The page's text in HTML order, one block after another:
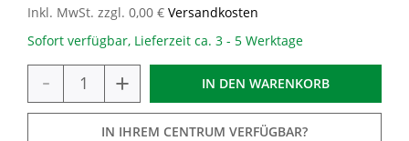
Inkl. MwSt. zzgl. 0,00 € Versandkosten
Sofort verfügbar, Lieferzeit ca. 3 - 5 Werktage
- + IN DEN WARENKORB
IN IHREM CENTRUM VERFÜGBAR?